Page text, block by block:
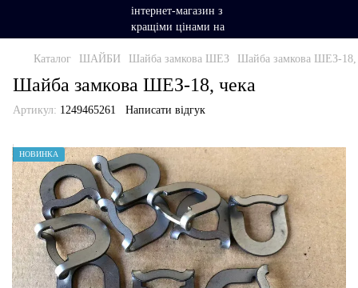
Каталог ШАЙБИ Шайба замкова ШЕЗ Шайба замкова ШЕЗ-18,
Шайба замкова ШЕЗ-18, чека
Артикул: 1249465261 Написати відгук
НОВИНКА